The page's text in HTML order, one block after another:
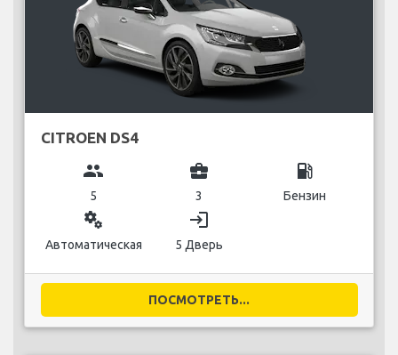
CITROEN DS4
group
5
business_center
3
local_gas_station
Бензин
miscellaneous_services
Автоматическая
login
5 Дверь
ПОСМОТРЕТЬ...